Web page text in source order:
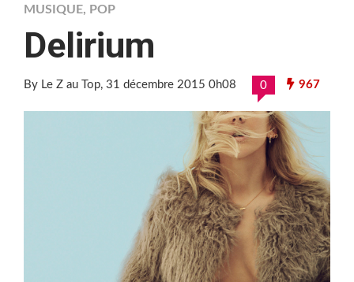
MUSIQUE, POP
Delirium
By Le Z au Top, 31 décembre 2015 0h08 0 967